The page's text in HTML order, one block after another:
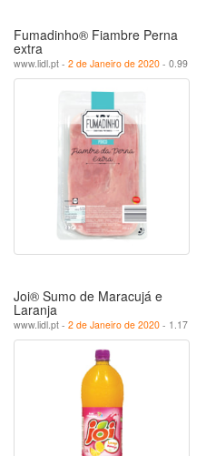
Fumadinho® Fiambre Perna
extra
www.lidl.pt - 2 de Janeiro de 2020 - 0.99
Joi® Sumo de Maracujá e
Laranja
www.lidl.pt - 2 de Janeiro de 2020 - 1.17